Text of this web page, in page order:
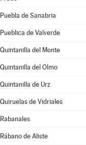
Puebla de Sanabria
Pueblica de Valverde
Quintanilla del Monte
Quintanilla del Olmo
Quintanilla de Urz
Quiruelas de Vidriales
Rabanales
Rábano de Aliste